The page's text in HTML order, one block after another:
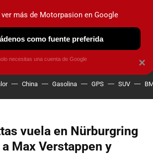
ELÉCTRICOS OBSERVATORIO
China Gasolina GPS SUV
vuela en Nürburgring
Max Verstappen y
×
ver más de Motorpasion en Google
como fuente preferida
necesitas una cuenta de Google